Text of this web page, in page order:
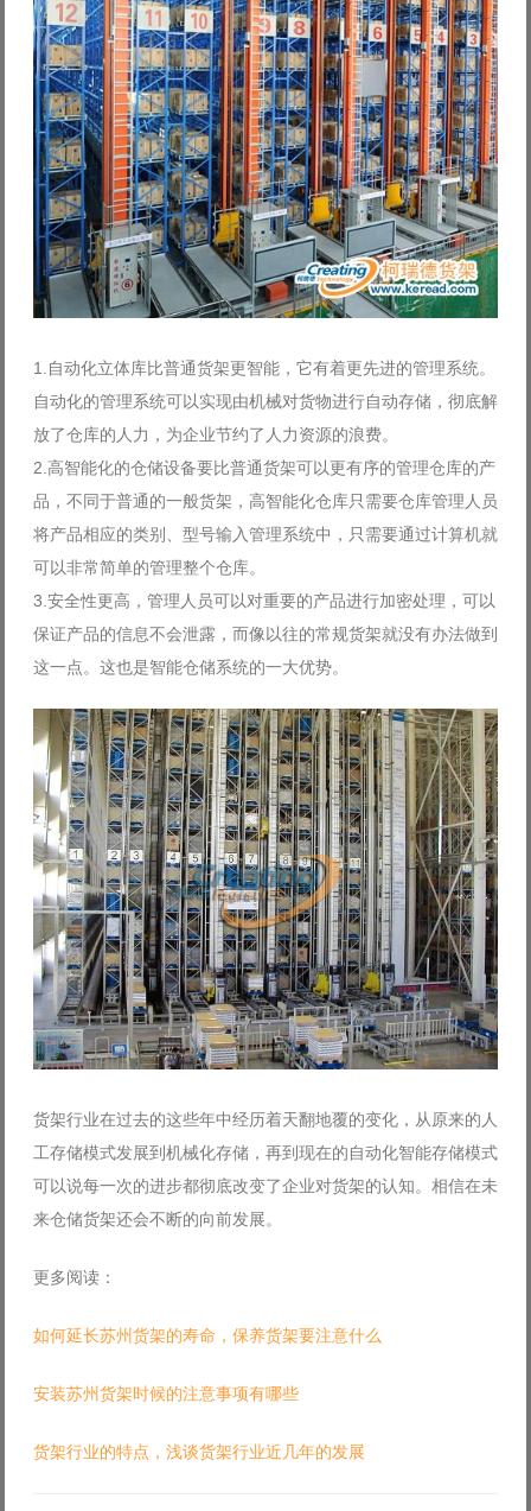
1.自动化立体库比普通货架更智能，它有着更先进的管理系统。
自动化的管理系统可以实现由机械对货物进行自动存储，彻底解
放了仓库的人力，为企业节约了人力资源的浪费。
2.高智能化的仓储设备要比普通货架可以更有序的管理仓库的产
品，不同于普通的一般货架，高智能化仓库只需要仓库管理人员
将产品相应的类别、型号输入管理系统中，只需要通过计算机就
可以非常简单的管理整个仓库。
3.安全性更高，管理人员可以对重要的产品进行加密处理，可以
保证产品的信息不会泄露，而像以往的常规货架就没有办法做到
这一点。这也是智能仓储系统的一大优势。
货架行业在过去的这些年中经历着天翻地覆的变化，从原来的人
工存储模式发展到机械化存储，再到现在的自动化智能存储模式
可以说每一次的进步都彻底改变了企业对货架的认知。相信在未
来仓储货架还会不断的向前发展。
更多阅读：
如何延长苏州货架的寿命，保养货架要注意什么
安装苏州货架时候的注意事项有哪些
货架行业的特点，浅谈货架行业近几年的发展